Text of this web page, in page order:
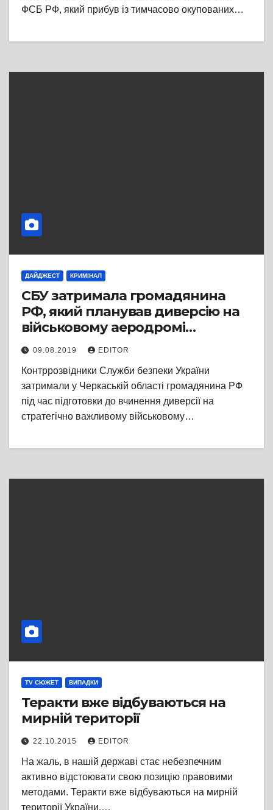
ФСБ РФ, який прибув із тимчасово окупованих…
ДАЙДЖЕСТ КРИМІНАЛ
СБУ затримала громадянина
РФ, який планував диверсію на
військовому аеродромі
Збройних Сил України на
Черкащині
09.08.2019 EDITOR
Контррозвідники Служби безпеки України
затримали у Черкаській області громадянина РФ
під час підготовки до вчинення диверсії на
стратегічно важливому військовому…
TV СЮЖЕТ ВИПАДКИ
Теракти вже відбуваються на
мирній території
22.10.2015 EDITOR
На жаль, в нашій державі стає небезпечним
активно відстоювати свою позицію правовими
методами. Теракти вже відбуваються на мирній
території України,…